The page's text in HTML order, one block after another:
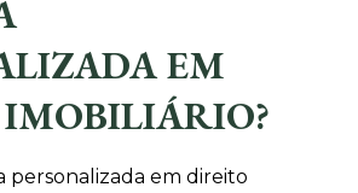
EM
personalizada em direito